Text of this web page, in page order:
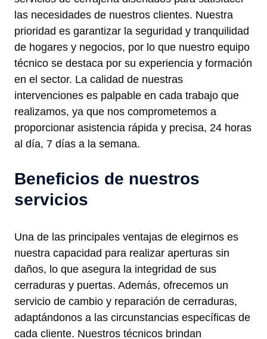
las necesidades de nuestros clientes. Nuestra
prioridad es garantizar la seguridad y tranquilidad
de hogares y negocios, por lo que nuestro equipo
técnico se destaca por su experiencia y formación
en el sector. La calidad de nuestras
intervenciones es palpable en cada trabajo que
realizamos, ya que nos comprometemos a
proporcionar asistencia rápida y precisa, 24 horas
al día, 7 días a la semana.
Beneficios de nuestros
servicios
Una de las principales ventajas de elegirnos es
nuestra capacidad para realizar aperturas sin
daños, lo que asegura la integridad de sus
cerraduras y puertas. Además, ofrecemos un
servicio de cambio y reparación de cerraduras,
adaptándonos a las circunstancias específicas de
cada cliente. Nuestros técnicos brindan